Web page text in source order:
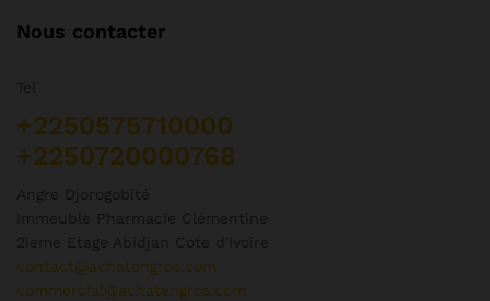
Nous contacter
+2250575710000
+2250720000768
contact@achatengros.com
commercial@achatengros.com